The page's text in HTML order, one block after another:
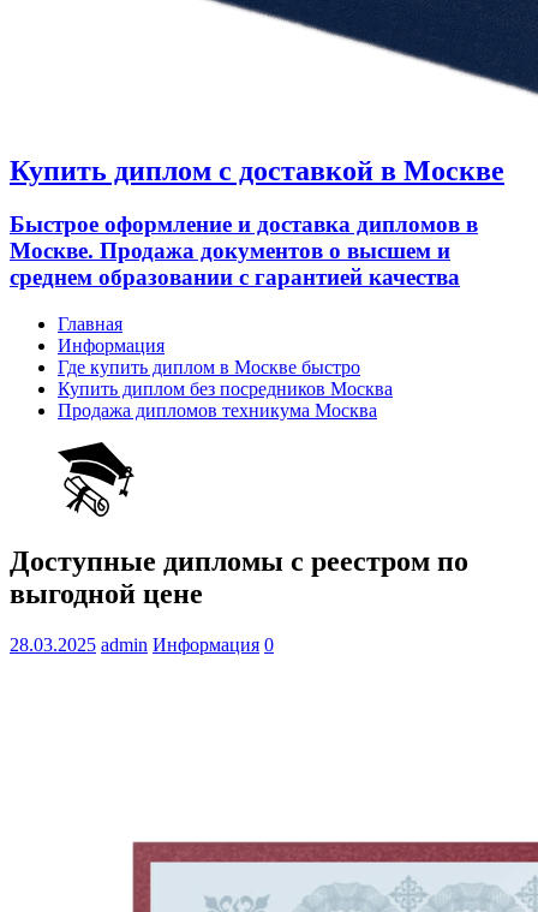
Купить диплом с доставкой в Москве
Быстрое оформление и доставка дипломов в
Москве. Продажа документов о высшем и
среднем образовании с гарантией качества
Главная
Информация
Где купить диплом в Москве быстро
Купить диплом без посредников Москва
Продажа дипломов техникума Москва
Доступные дипломы с реестром по
выгодной цене
28.03.2025 admin Информация 0